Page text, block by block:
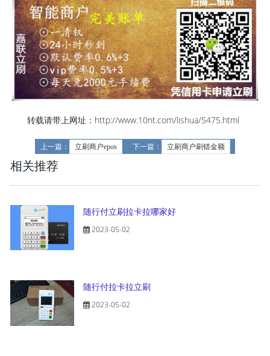
转载请带上网址：http://www.10nt.com/lishua/5475.html
上一篇： 立刷商户epos 下一篇： 立刷商户刷错金额
相关推荐
随行付立刷拉卡拉哪家好
2023-05-02
随行付拉卡拉立刷
2023-05-02